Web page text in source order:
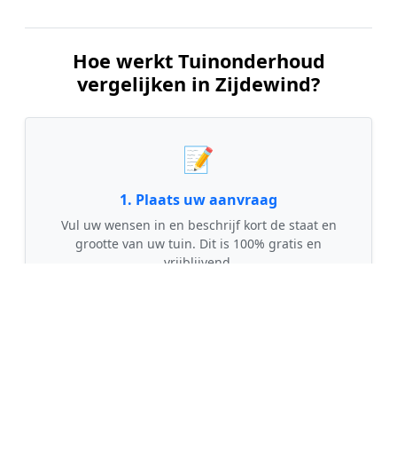
Hoe werkt Tuinonderhoud
vergelijken in Zijdewind?
📝
1. Plaats uw aanvraag
Vul uw wensen in en beschrijf kort de staat en
grootte van uw tuin. Dit is 100% gratis en
vrijblijvend.